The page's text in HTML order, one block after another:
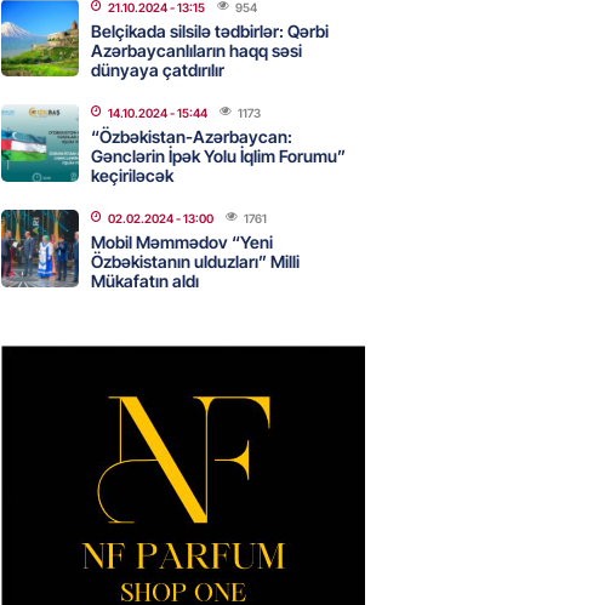
DÜNYA
Ad günü şənliyində yaralanan rus
general öldü – VİDEO
07.08.2026- 17:30
ÖZƏL
bağlı qalmaqal: 546 min manatı 20
günə xərclədilər
07.08.2026- 17:15
BANNER
- 17:00
Ülviyyə İlyasova fəhləyə borclu qalıb?
07.08.2026 - 16:45
21.10.2024- 13:15 954
Belçikada silsilə tədbirlər: Qərbi
Azərbaycanlıların haqq səsi
dünyaya çatdırılır
14.10.2024- 15:44 1173
“Özbəkistan-Azərbaycan:
Gənclərin İpək Yolu İqlim Forumu”
keçiriləcək
02.02.2024- 13:00 1761
Mobil Məmmədov “Yeni
Özbəkistanın ulduzları” Milli
Mükafatın aldı